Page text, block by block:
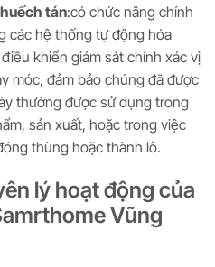
tán:có chức năng chính
các hệ thống tự động hóa
khiển giám sát chính xác vị
móc, đảm bảo chúng đã được
thường được sử dụng trong
sản xuất, hoặc trong việc
thùng hoặc thành lô.
lý hoạt động của
Vũng